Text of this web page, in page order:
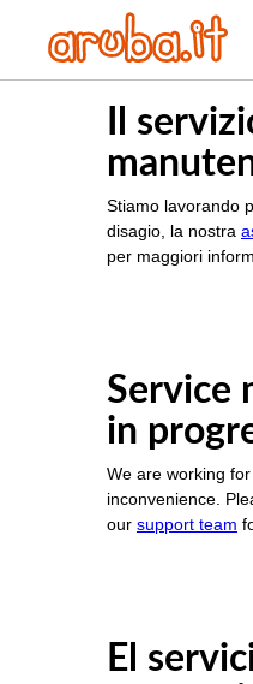
Il
Stiamo lavorando
disagio, la nostra
per maggiori
Service
in
We are working
inconvenience.
our support team
El